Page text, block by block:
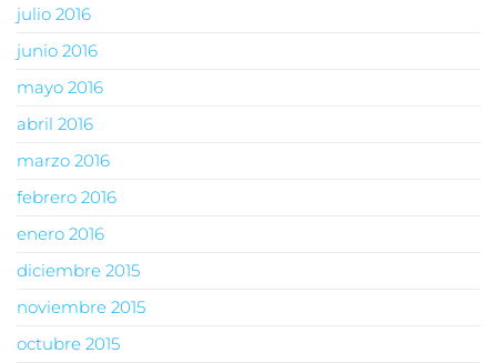
julio 2016
junio 2016
mayo 2016
abril 2016
marzo 2016
febrero 2016
enero 2016
diciembre 2015
noviembre 2015
octubre 2015